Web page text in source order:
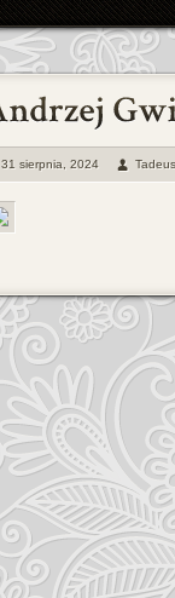
31 sierpnia, 2024